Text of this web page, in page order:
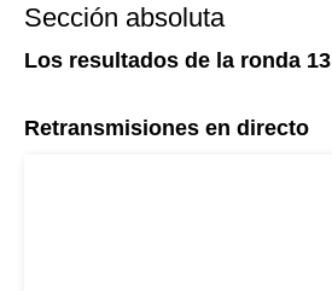
Sección absoluta
Los resultados de la ronda 13
Retransmisiones en directo